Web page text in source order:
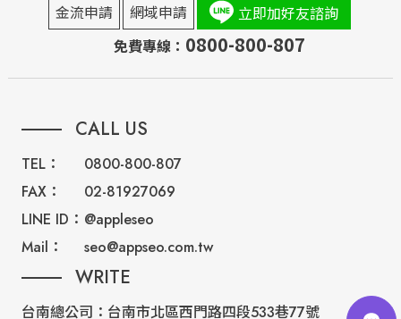
金流申請 網域申請
立即加好友諮詢
免費專線： 0800-800-807
CALL US
TEL：
0800-800-807
FAX：
02-81927069
LINE ID： @appleseo
Mail：
seo@appseo.com.tw
WRITE
台南總公司： 台南市北區西門路四段533巷77號